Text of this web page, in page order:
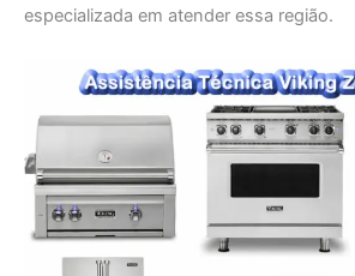
especializada em atender essa região.